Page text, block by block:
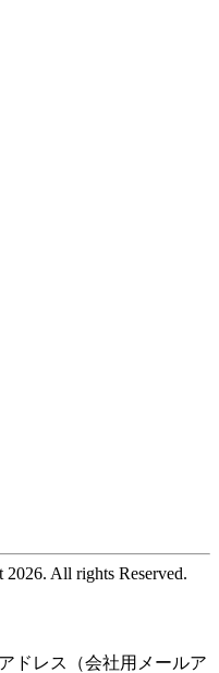
2026. All rights Reserved.
ドレス（会社用メールア